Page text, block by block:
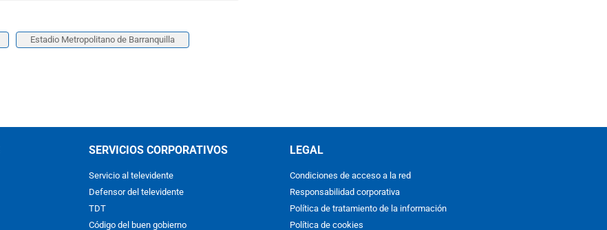
Estadio Metropolitano de Barranquilla
SERVICIOS CORPORATIVOS
Servicio al televidente
Defensor del televidente
TDT
Código del buen gobierno
LEGAL
Condiciones de acceso a la red
Responsabilidad corporativa
Política de tratamiento de la información
Política de cookies